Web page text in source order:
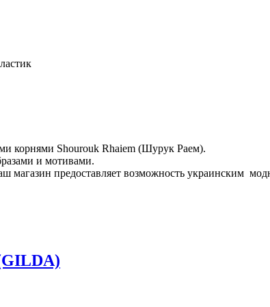
корнями Shourouk Rhaiem (Шурук Раем).
и мотивами.
магазин предоставляет возможность украинским